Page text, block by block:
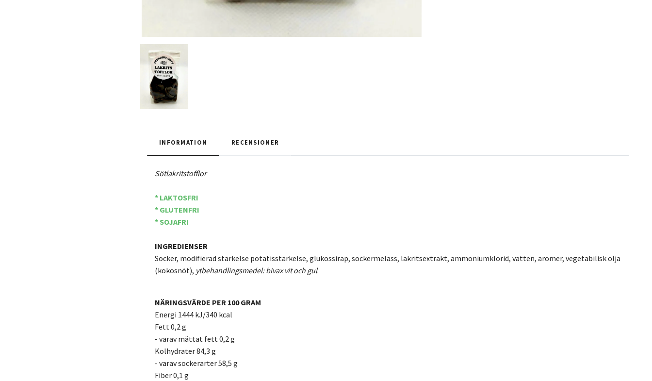
INFORMATION RECENSIONER
Sötlakritstofflor
* LAKTOSFRI
* GLUTENFRI
* SOJAFRI
INGREDIENSER
Socker, modifierad stärkelse potatisstärkelse, glukossirap, sockermelass, lakritsextrakt, ammoniumklorid, vatten, aromer, vegetabilisk olja
(kokosnöt), ytbehandlingsmedel: bivax vit och gul.
NÄRINGSVÄRDE PER 100 GRAM
Energi 1444 kJ/340 kcal
Fett 0,2 g
- varav mättat fett 0,2 g
Kolhydrater 84,3 g
- varav sockerarter 58,5 g
Fiber 0,1 g